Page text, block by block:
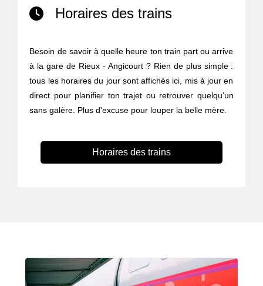
Horaires des trains
Besoin de savoir à quelle heure ton train part ou arrive
à la gare de Rieux - Angicourt ? Rien de plus simple :
tous les horaires du jour sont affichés ici, mis à jour en
direct pour planifier ton trajet ou retrouver quelqu’un
sans galère. Plus d'excuse pour louper la belle mère.
Horaires des trains